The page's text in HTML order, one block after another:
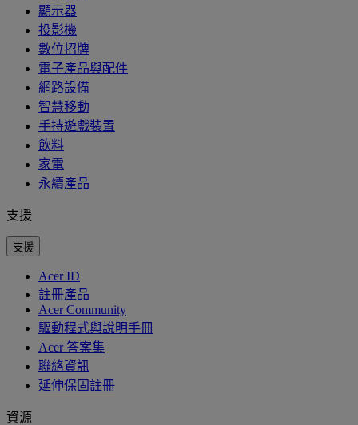
顯示器
投影機
數位招牌
電子產品與配件
網路設備
智慧移動
手持遊戲裝置
飲料
家電
永續產品
支援
支援
Acer ID
註冊產品
Acer Community
驅動程式與說明手冊
Acer 答案集
聯絡資訊
延伸保固註冊
資源